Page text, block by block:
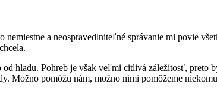
a neospravedlniteľné správanie mi povie
hladu. Pohreb je však veľmi citlivá záležitosť, preto
Možno pomôžu nám, možno nimi pomôžeme